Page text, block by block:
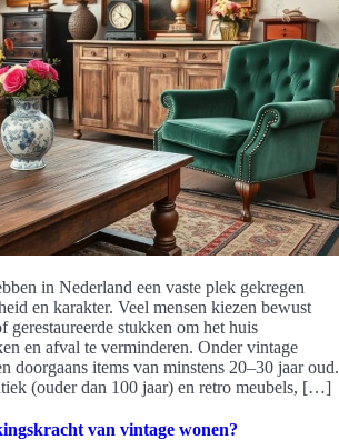
in Nederland een vaste plek gekregen
en karakter. Veel mensen kiezen bewust
gerestaureerde stukken om het huis
en afval te verminderen. Onder vintage
doorgaans items van minstens 20–30 jaar oud.
(ouder dan 100 jaar) en retro meubels, […]
van vintage wonen?